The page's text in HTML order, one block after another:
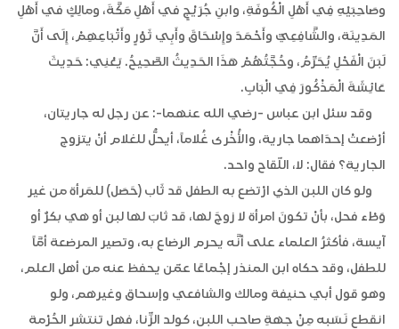
وصَاحِبَيْهِ فِي أَهْلِ الْكُوفَةِ، وابنِ جُرَيْجٍ في أَهْلِ مَكَّةَ، ومالِكٍ في أَهْلِ
المَدِينَة، والشَّافِعِيِّ وأَحْمَدَ وإِسْحَاقَ وأَبِي ثَوْرٍ وأَتْبَاعِهِمْ، إِلَى أَنَّ
لَبَنَ الْفَحْلِ يُحَرِّمُ، وحُجَّتُهُمْ هَذَا الحَدِيثُ الصَّحِيحُ. يَعْنِي: حَدِيثَ
عَائِشَةَ الْمَذْكُورَ فِي الْبَابِ.
وقد سئل ابن عباس -رضي الله عنهما-: عن رجل له جاريتان،
أرْضعتْ إحدَاهما جارية، والأُخْرى غُلاماً، أيحلُّ للغلام أنْ يتزوج
الجارية؟ فقال: لا، اللّقاح واحد.
ولو كان اللبن الذي ارْتضع به الطفل قد ثَاب (حَصَل) للمَرأة من غير
وَطْء فحل، بأنْ تكونَ امرأة لا زوجَ لها، قد ثابَ لها لبن أو هي بكرٌ أو
آيسة، فأكثرُ العلماء على أنَّه يحرم الرضاع به، وتصير المرضعة أمَّاً
للطفل، وقد حكاه ابن المنذر إجْماعًا عمّن يحفظ عنه من أهل العلم،
وهو قول أبي حنيفة ومالك والشافعي وإسحاق وغيرهم، ولو
انقطع نَسَبه مِنْ جهةِ صاحب اللبن، كولد الزِّنا، فهل تنتشر الحُرْمة